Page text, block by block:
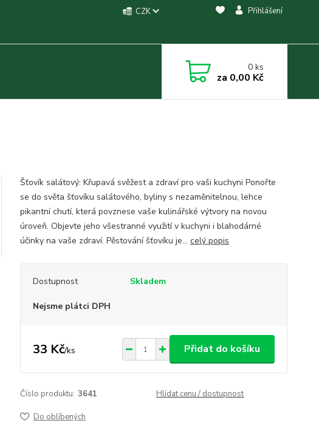
CZK Přihlášení
0ks
za 0,00 Kč
Šťovík salátový: Křupavá svěžest a zdraví pro vaši kuchyni Ponořte
se do světa šťovíku salátového, byliny s nezaměnitelnou, lehce
pikantní chutí, která povznese vaše kulinářské výtvory na novou
úroveň. Objevte jeho všestranné využití v kuchyni i blahodárné
účinky na vaše zdraví. Pěstování šťovíku je... celý popis
Dostupnost Skladem
Nejsme plátci DPH
33 Kč/ks Přidat do košíku
Číslo produktu: 3641 Hlídat cenu / dostupnost
Do oblíbených